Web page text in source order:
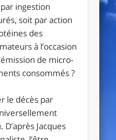
ingestion
soit par action
des
à l’occasion
de micro-
consommés ?
le décès par
Jacques